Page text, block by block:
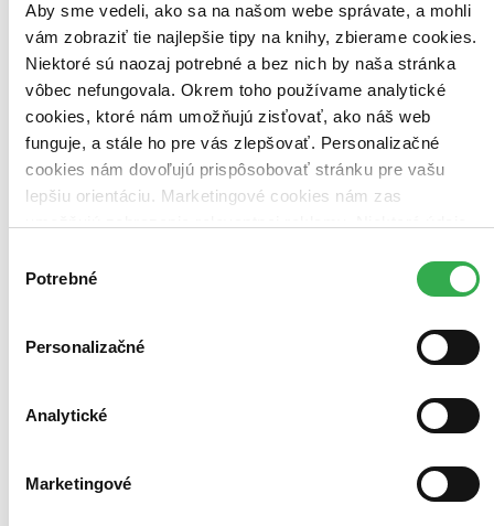
Aby sme vedeli, ako sa na našom webe správate, a mohli
vám zobraziť tie najlepšie tipy na knihy, zbierame cookies.
Niektoré sú naozaj potrebné a bez nich by naša stránka
vôbec nefungovala. Okrem toho používame analytické
cookies, ktoré nám umožňujú zisťovať, ako náš web
funguje, a stále ho pre vás zlepšovať. Personalizačné
cookies nám dovoľujú prispôsobovať stránku pre vašu
lepšiu orientáciu. Marketingové cookies nám zas
keby sme mohli používať všetky tieto cookies. Ďakujeme!
súhlasu
Potrebné
Personalizačné
Analytické
Marketingové
Lagom (vyslovuje sa lah-gom) znamená po švédsky ani veľa, ani
plnej šťastia vo všetkých aspektoch života, napríklad striedmo jesť a
piť, šetriť, nie prehnane míňa?...
výborný stav
Túto knihu sme vykúpili cez